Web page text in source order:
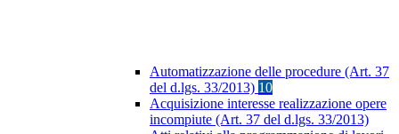
Automatizzazione delle procedure (Art. 37
del d.lgs. 33/2013) 10
Acquisizione interesse realizzazione opere
incompiute (Art. 37 del d.lgs. 33/2013)